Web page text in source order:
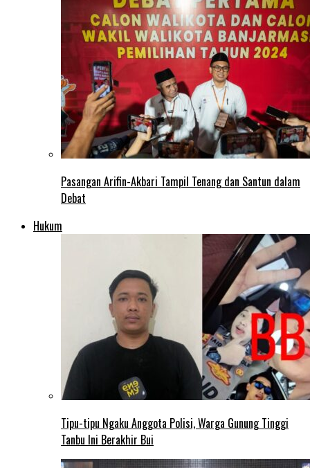
Pasangan Arifin-Akbari Tampil Tenang dan Santun dalam
Debat
Hukum
Tipu-tipu Ngaku Anggota Polisi, Warga Gunung Tinggi
Tanbu Ini Berakhir Bui